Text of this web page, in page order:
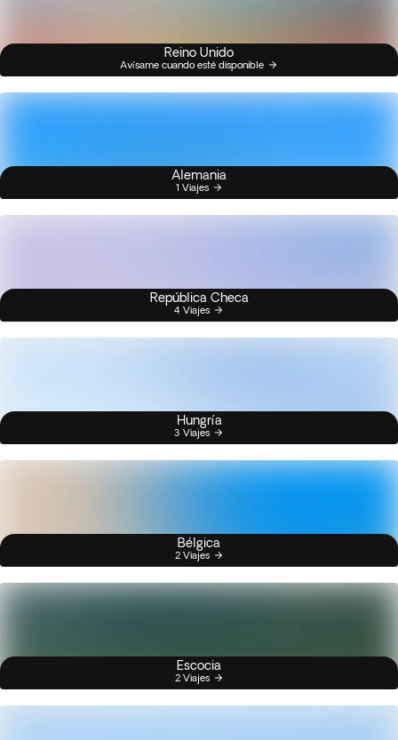
Reino Unido
Avísame cuando esté disponible
Alemania
1 Viajes
República Checa
4 Viajes
Hungría
3 Viajes
Bélgica
2 Viajes
Escocia
2 Viajes